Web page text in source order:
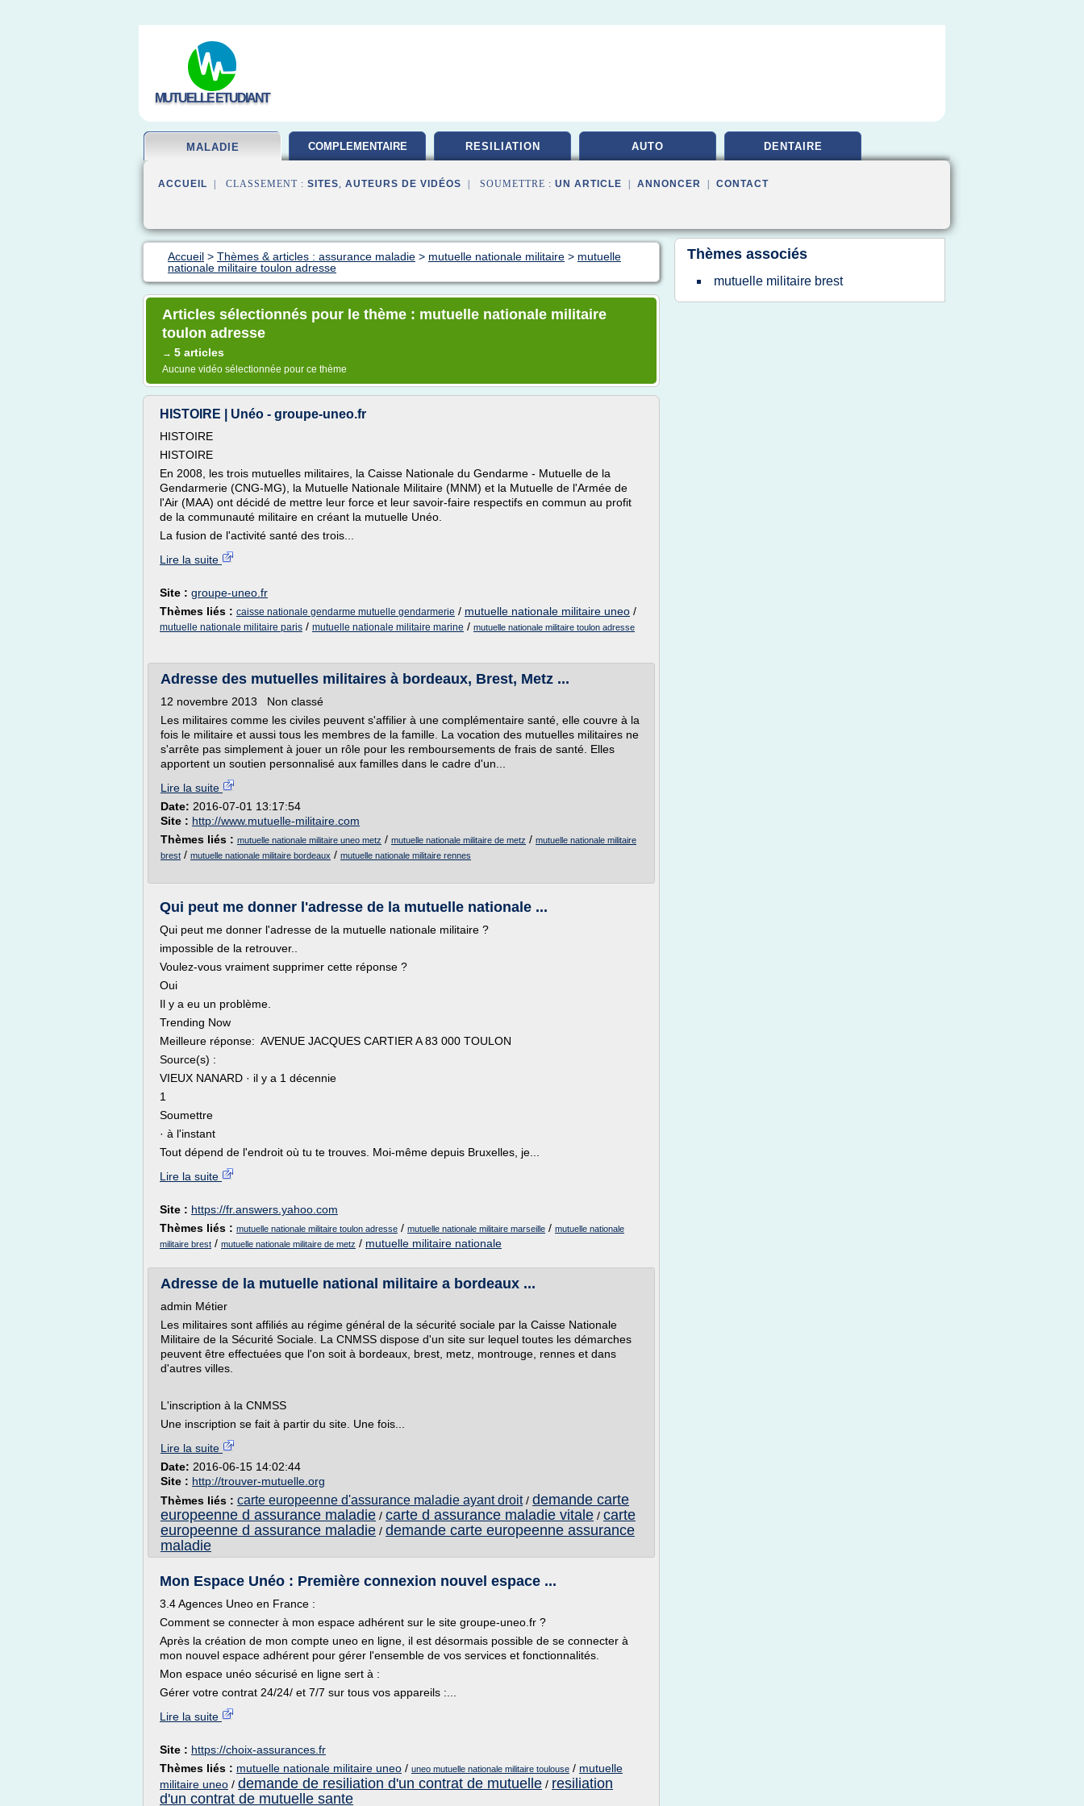
MUTUELLE ETUDIANT
MALADIE COMPLEMENTAIRE RESILIATION AUTO DENTAIRE
ACCUEIL | CLASSEMENT : SITES, AUTEURS DE VIDÉOS | SOUMETTRE : UN ARTICLE ANNONCER CONTACT
Accueil > Thèmes & articles : assurance maladie > mutuelle nationale militaire > mutuelle
nationale militaire toulon adresse
Articles sélectionnés pour le thème : mutuelle nationale militaire
toulon adresse
→ 5 articles
Aucune vidéo sélectionnée pour ce thème
HISTOIRE | Unéo - groupe-uneo.fr
HISTOIRE
HISTOIRE
En 2008, les trois mutuelles militaires, la Caisse Nationale du Gendarme - Mutuelle de la
Gendarmerie (CNG-MG), la Mutuelle Nationale Militaire (MNM) et la Mutuelle de l'Armée de
l'Air (MAA) ont décidé de mettre leur force et leur savoir-faire respectifs en commun au profit
de la communauté militaire en créant la mutuelle Unéo.
La fusion de l'activité santé des trois...
Lire la suite
Site : groupe-uneo.fr
Thèmes liés : caisse nationale gendarme mutuelle gendarmerie / mutuelle nationale militaire uneo /
mutuelle nationale militaire paris / mutuelle nationale militaire marine / mutuelle nationale militaire toulon adresse
Adresse des mutuelles militaires à bordeaux, Brest, Metz ...
12 novembre 2013 Non classé
Les militaires comme les civiles peuvent s'affilier à une complémentaire santé, elle couvre à la
fois le militaire et aussi tous les membres de la famille. La vocation des mutuelles militaires ne
s'arrête pas simplement à jouer un rôle pour les remboursements de frais de santé. Elles
apportent un soutien personnalisé aux familles dans le cadre d'un...
Lire la suite
Date: 2016-07-01 13:17:54
Site : http://www.mutuelle-militaire.com
Thèmes liés : mutuelle nationale militaire uneo metz / mutuelle nationale militaire de metz / mutuelle nationale militaire
brest / mutuelle nationale militaire bordeaux / mutuelle nationale militaire rennes
Qui peut me donner l'adresse de la mutuelle nationale ...
Qui peut me donner l'adresse de la mutuelle nationale militaire ?
impossible de la retrouver..
Voulez-vous vraiment supprimer cette réponse ?
Oui
Il y a eu un problème.
Trending Now
Meilleure réponse: AVENUE JACQUES CARTIER A 83 000 TOULON
Source(s) :
VIEUX NANARD · il y a 1 décennie
1
Soumettre
· à l'instant
Tout dépend de l'endroit où tu te trouves. Moi-même depuis Bruxelles, je...
Lire la suite
Site : https://fr.answers.yahoo.com
Thèmes liés : mutuelle nationale militaire toulon adresse / mutuelle nationale militaire marseille / mutuelle nationale
militaire brest / mutuelle nationale militaire de metz / mutuelle militaire nationale
Adresse de la mutuelle national militaire a bordeaux ...
admin Métier
Les militaires sont affiliés au régime général de la sécurité sociale par la Caisse Nationale
Militaire de la Sécurité Sociale. La CNMSS dispose d'un site sur lequel toutes les démarches
peuvent être effectuées que l'on soit à bordeaux, brest, metz, montrouge, rennes et dans
d'autres villes.
L'inscription à la CNMSS
Une inscription se fait à partir du site. Une fois...
Lire la suite
Date: 2016-06-15 14:02:44
Site : http://trouver-mutuelle.org
Thèmes liés : carte europeenne d'assurance maladie ayant droit/ demande carte
europeenne d assurance maladie / carte d assurance maladie vitale / carte
europeenne d assurance maladie / demande carte europeenne assurance
maladie
Mon Espace Unéo : Première connexion nouvel espace ...
3.4 Agences Uneo en France :
Comment se connecter à mon espace adhérent sur le site groupe-uneo.fr ?
Après la création de mon compte uneo en ligne, il est désormais possible de se connecter à
mon nouvel espace adhérent pour gérer l'ensemble de vos services et fonctionnalités.
Mon espace unéo sécurisé en ligne sert à :
Gérer votre contrat 24/24/ et 7/7 sur tous vos appareils :...
Lire la suite
Site : https://choix-assurances.fr
Thèmes liés : mutuelle nationale militaire uneo / uneo mutuelle nationale militaire toulouse / mutuelle
militaire uneo / demande de resiliation d'un contrat de mutuelle / resiliation
d'un contrat de mutuelle sante
Thèmes associés
mutuelle militaire brest